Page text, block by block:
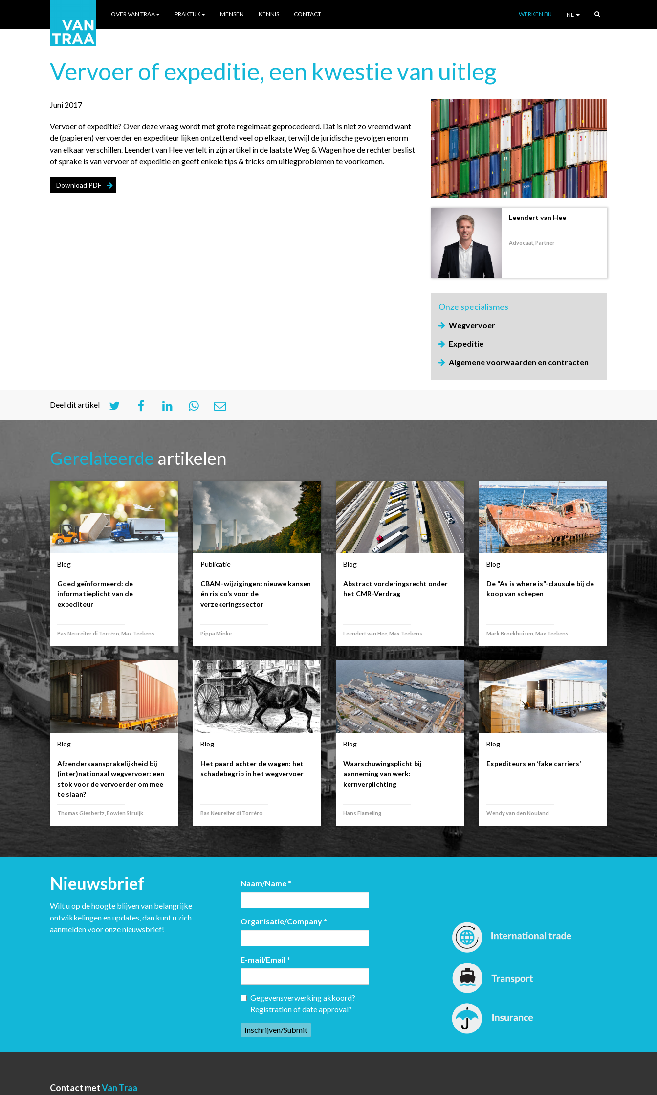
OVER VAN TRAA PRAKTIJK MENSEN KENNIS CONTACT WERKEN BIJ NL
Vervoer of expeditie, een kwestie van uitleg
Juni 2017
Vervoer of expeditie? Over deze vraag wordt met grote regelmaat geprocedeerd. Dat is niet zo vreemd want
de (papieren) vervoerder en expediteur lijken ontzettend veel op elkaar, terwijl de juridische gevolgen enorm
van elkaar verschillen. Leendert van Hee vertelt in zijn artikel in de laatste Weg & Wagen hoe de rechter beslist
of sprake is van vervoer of expeditie en geeft enkele tips & tricks om uitlegproblemen te voorkomen.
Download PDF
Leendert van Hee
Advocaat, Partner
Onze specialismes
Wegvervoer
Expeditie
Algemene voorwaarden en contracten
Deel dit artikel
Gerelateerde artikelen
Blog
Goed geïnformeerd: de
informatieplicht van de
expediteur
Bas Neureiter di Torréro, Max Teekens
Publicatie
CBAM-wijzigingen: nieuwe kansen
én risico’s voor de
verzekeringssector
Pippa Minke
Blog
Abstract vorderingsrecht onder
het CMR-Verdrag
Leendert van Hee, Max Teekens
Blog
De “As is where is”-clausule bij de
koop van schepen
Mark Broekhuisen, Max Teekens
Blog
Afzendersaansprakelijkheid bij
(inter)nationaal wegvervoer: een
stok voor de vervoerder om mee
te slaan?
Thomas Giesbertz, Bowien Struijk
Blog
Het paard achter de wagen: het
schadebegrip in het wegvervoer
Bas Neureiter di Torréro
Blog
Waarschuwingsplicht bij
aanneming van werk:
kernverplichting
Hans Flameling
Blog
Expediteurs en ‘fake carriers’
Wendy van den Nouland
Nieuwsbrief
Wilt u op de hoogte blijven van belangrijke
ontwikkelingen en updates, dan kunt u zich
aanmelden voor onze nieuwsbrief!
Naam/Name *
Organisatie/Company *
E-mail/Email *
Gegevensverwerking akkoord?
Registration of date approval?
Contact metVan Traa